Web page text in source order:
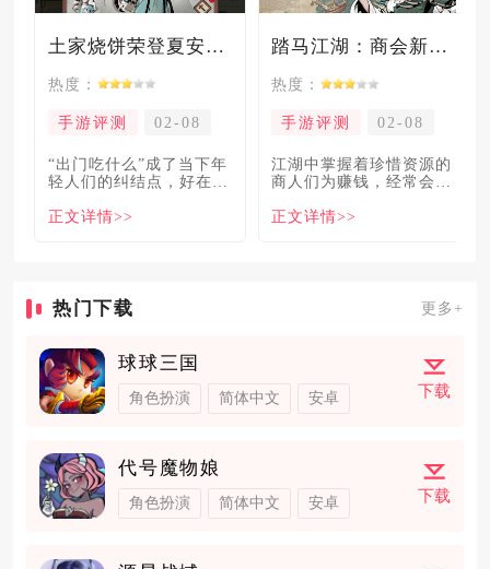
土家烧饼荣登夏安必吃榜？烧饼西施摇身成流量网红！
热度：
手游评测 02-08
“出门吃什么”成了当下年
轻人们的纠结点，好在美
解
正文详情>>
踏马江湖：商会新玩法坑惨奸商，拼多多砍一砍洗脑夏安！
热度：
手游评测 02-08
​江湖中掌握着珍惜资源的
商人们为赚钱，经常会让
倍，
正文详情>>
热门下载 更多+
球球三国
角色扮演 简体中文 安卓 下载
代号魔物娘
角色扮演 简体中文 安卓 下载